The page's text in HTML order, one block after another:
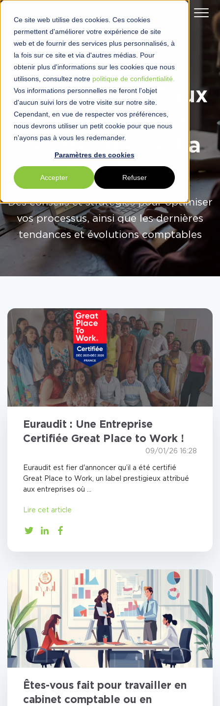
Ce site web utilise des cookies. Ces cookies
permettent d'améliorer votre expérience de site
web et de fournir des services plus personnalisés, à
la fois sur ce site et via d'autres médias. Pour
obtenir plus d'informations sur les cookies que nous
utilisons, consultez notre politique de confidentialité.
Vos informations personnelles ne feront l'objet
d'aucun suivi lors de votre visite sur notre site.
Cependant, en vue de respecter vos préférences,
nous devrons utiliser un petit cookie pour que nous
n'ayons pas à vous les redemander.
Paramètres des cookies
Accepter Refuser
Le Blog dédié aux
Collaborateurs
Comptables à La
Réunion
Des conseils et stratégies pour optimiser
vos processus, ainsi que les dernières
tendances et évolutions comptables
Euraudit : Une Entreprise
Certifiée Great Place to Work !
09/01/26 16:28
Euraudit est fier d'annoncer qu’il a été certifié
Great Place to Work, un label prestigieux attribué
aux entreprises où ...
Lire cet article
Êtes-vous fait pour travailler en
cabinet comptable ou en